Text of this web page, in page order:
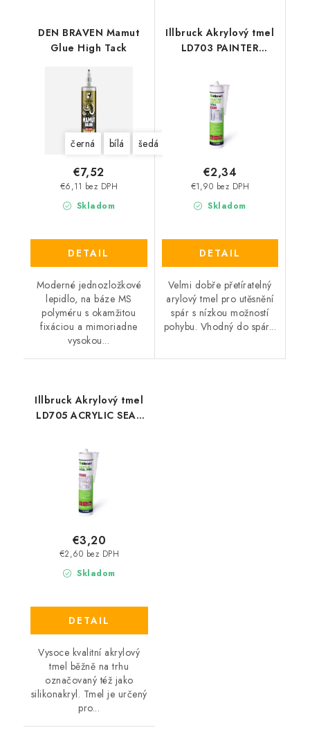
DEN BRAVEN Mamut
Glue High Tack
černá bílá šedá
Skladom
€6,11 bez DPH
€7,52
DETAIL
Moderné jednozložkové
lepidlo, na báze MS
polyméru s okamžitou
fixáciou a mimoriadne
vysokou...
Illbruck Akrylový tmel
LD703 PAINTER
Skladom
€1,90 bez DPH
€2,34
DETAIL
Velmi dobře přetíratelný
arylový tmel pro utěsnění
spár s nízkou možností
pohybu. Vhodný do spár...
Illbruck Akrylový tmel
LD705 ACRYLIC SEAL
Skladom
€2,60 bez DPH
€3,20
DETAIL
Vysoce kvalitní akrylový
tmel běžně na trhu
označovaný též jako
silikonakryl. Tmel je určený
pro...